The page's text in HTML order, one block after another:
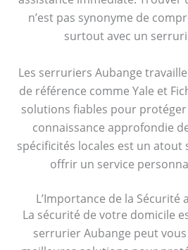
n’est pas synonyme de
surtout avec un
Les serruriers Aubange
de référence comme Yale et
solutions fiables pour
connaissance approfondie
spécificités locales est un
offrir un service
L’Importance de la Sécurité
La sécurité de votre domicile
serrurier Aubange peut